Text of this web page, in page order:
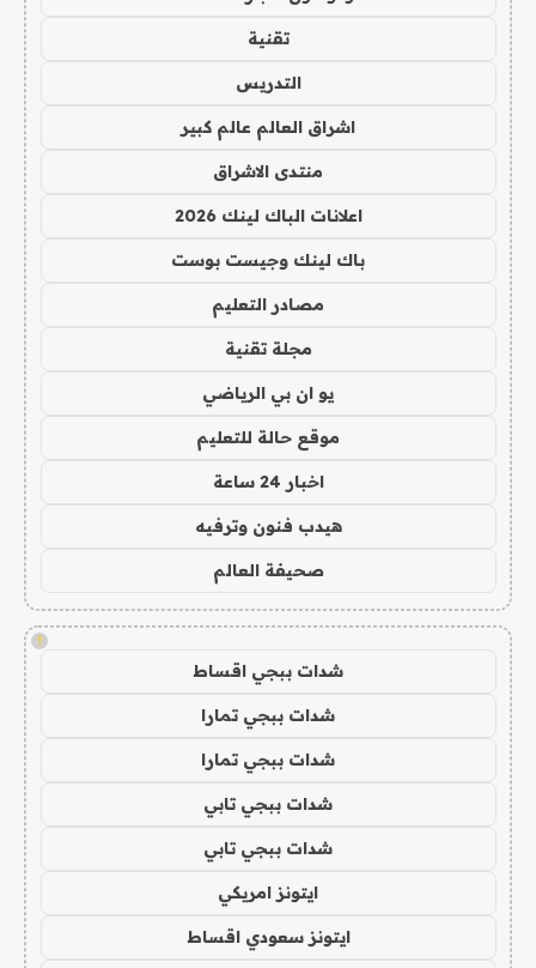
تقنية
التدريس
اشراق العالم عالم كبير
منتدى الاشراق
اعلانات الباك لينك 2026
باك لينك وجيست بوست
مصادر التعليم
مجلة تقنية
يو ان بي الرياضي
موقع حالة للتعليم
اخبار 24 ساعة
هيدب فنون وترفيه
صحيفة العالم
!
شدات ببجي اقساط
شدات ببجي تمارا
شدات ببجي تمارا
شدات ببجي تابي
شدات ببجي تابي
ايتونز امريكي
ايتونز سعودي اقساط